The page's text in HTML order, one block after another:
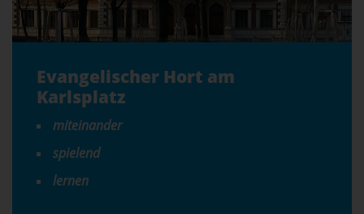
Evangelischer Hort am
Karlsplatz
miteinander
spielend
lernen